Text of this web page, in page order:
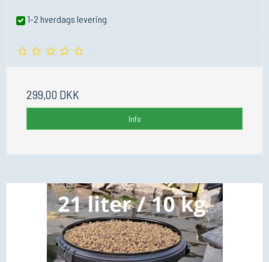
1-2 hverdags levering
299,00 DKK
Info